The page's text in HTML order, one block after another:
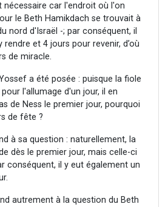
nécessaire car l'endroit où l'on
le Beth Hamikdach se trouvait à
nord d'Israël -; par conséquent, il
et 4 jours pour revenir, d’où
de miracle.
a été posée : puisque la fiole
l'allumage d'un jour, il en
de Ness le premier jour, pourquoi
de fête ?
à sa question : naturellement, la
dès le premier jour, mais celle-ci
conséquent, il y eut également un
autrement à la question du Beth